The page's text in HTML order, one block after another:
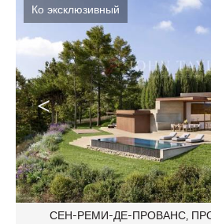
Ко эксклюзивный
СЕН-РЕМИ-ДЕ-ПРОВАНС,